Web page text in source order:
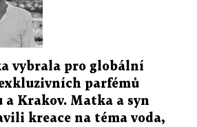
vybrala pro globální
parfémů
a Krakov. Matka a syn
kreace na téma voda,